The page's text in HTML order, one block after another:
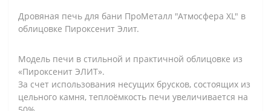
Дровяная печь для бани ПроМеталл "Атмосфера ХL" в
облицовке Пироксенит Элит.
Модель печи в стильной и практичной облицовке из
«Пироксенит ЭЛИТ».
За счет использования несущих брусков, состоящих из
цельного камня, теплоёмкость печи увеличивается на